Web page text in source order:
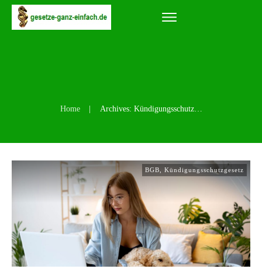
Home | Archives: Kündigungsschutzgesetz
BGB Kündigungsschutzgesetz